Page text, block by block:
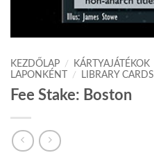
KEZDŐLAP / KÁRTYAJÁTÉKOK
LAPONKÉNT
/ LIBRARY CARDS
Fee Stake: Boston